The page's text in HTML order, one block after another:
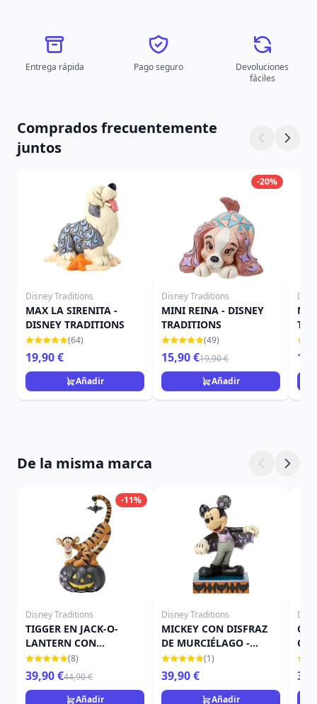
Entrega rápida Pago seguro
Devoluciones
fáciles
Comprados frecuentemente
juntos
Disney Traditions
MAX LA SIRENITA -
DISNEY TRADITIONS
(64)
19,90 €
Añadir
-20%
Disney Traditions
MINI REINA - DISNEY
TRADITIONS
(49)
15,90 €19,90 €
Añadir
De la misma marca
-11%
Disney Traditions
TIGGER EN JACK-O-
LANTERN CON
MURCIÉLAGO - DISNEY
TRADITIONS
(8)
39,90 €44,90 €
Añadir
Disney Traditions
MICKEY CON DISFRAZ
DE MURCIÉLAGO -
DISNEY TRADITIONS
(1)
39,90 €
Añadir